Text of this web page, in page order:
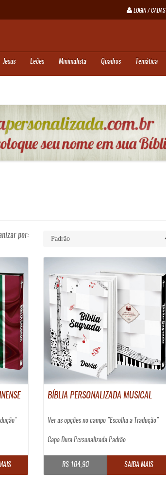
LOGIN /
Jesus Leões Minimalista Quadros Temática
por:
BÍBLIA PERSONALIZADA MUSICAL
Ver as opções no campo "Escolha a Tradução"
Capa Dura Personalizada Padrão
R$ 104,90 SAIBA MAIS